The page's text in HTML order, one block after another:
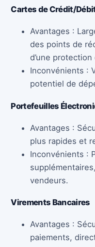
Cartes de Crédit/
Avantages :
des points de
d’une
Inconvénients :
potentiel de
Portefeuilles
Avantages :
plus rapides et
Inconvénients :
vendeurs.
Virements Bancaires
Avantages :
paiements,